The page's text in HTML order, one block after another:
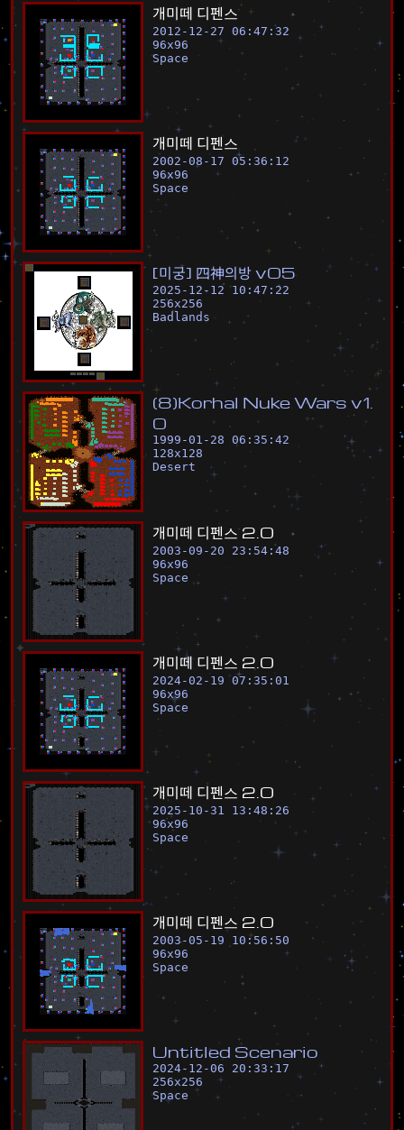
개미떼 디펜스
2012-12-27 06:47:32
96x96
Space
개미떼 디펜스
2002-08-17 05:36:12
96x96
Space
[미궁] 四神의방 v05
2025-12-12 10:47:22
256x256
Badlands
(8)Korhal NukeWars v1
0
1999-01-28 06:35:42
128x128
Desert
개미떼 디펜스 2 0
2003-09-20 23:54:48
96x96
Space
개미떼 디펜스 2 0
2024-02-19 07:35:01
96x96
Space
개미떼 디펜스 2 0
2025-10-31 13:48:26
96x96
Space
개미떼 디펜스 2 0
2003-05-19 10:56:50
96x96
Space
Untitled Scenario
2024-12-06 20:33:17
256x256
Space